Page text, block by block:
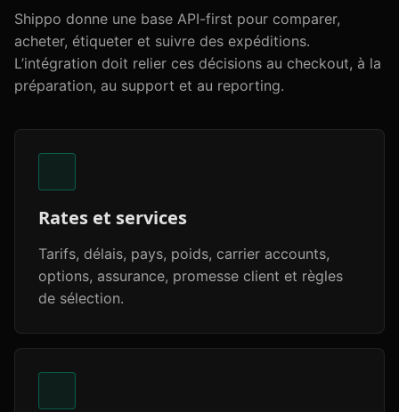
Shippo donne une base API-first pour comparer,
acheter, étiqueter et suivre des expéditions.
L’intégration doit relier ces décisions au checkout, à la
préparation, au support et au reporting.
Rates et services
Tarifs, délais, pays, poids, carrier accounts,
options, assurance, promesse client et règles
de sélection.